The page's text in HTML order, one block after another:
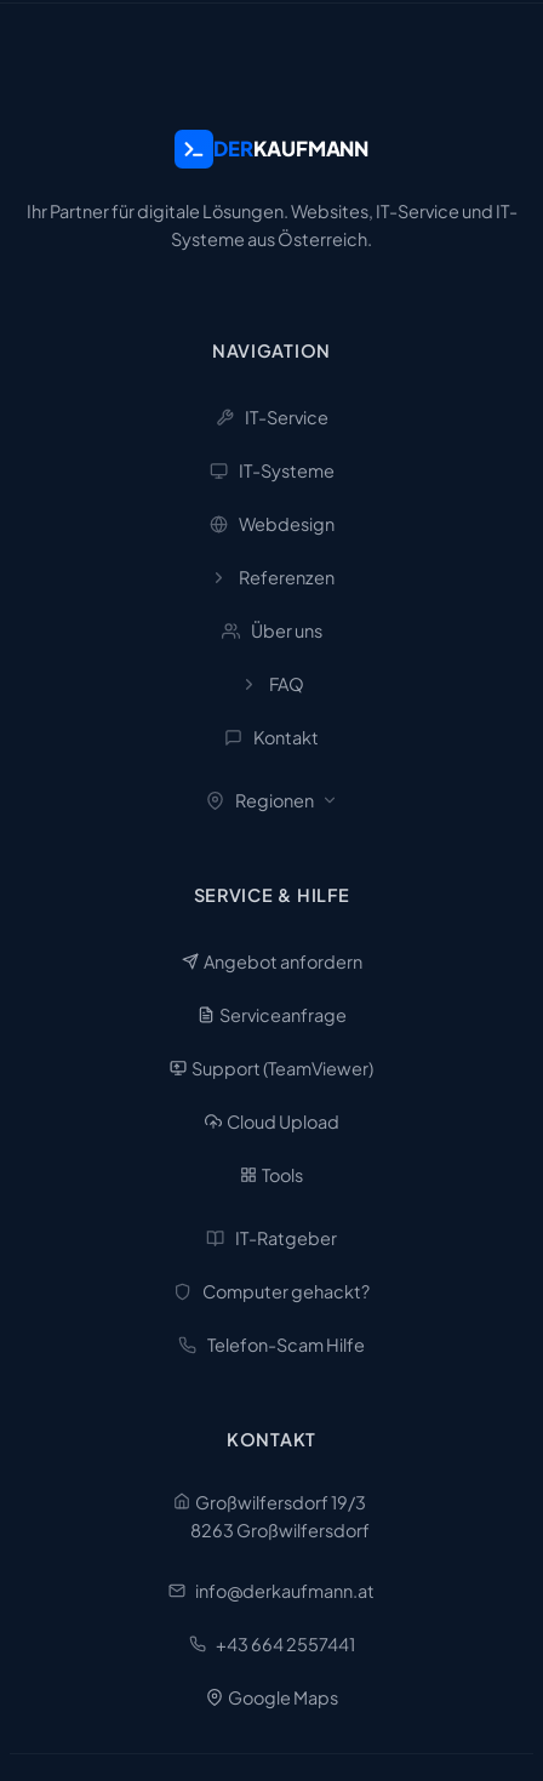
DERKAUFMANN
Ihr Partner für digitale Lösungen. Websites, IT-Service und IT-
Systeme aus Österreich.
NAVIGATION
IT-Service
IT-Systeme
Webdesign
Referenzen
Über uns
FAQ
Kontakt
Regionen
SERVICE & HILFE
Angebot anfordern
Serviceanfrage
Support (TeamViewer)
Cloud Upload
Tools
IT-Ratgeber
Computer gehackt?
Telefon-Scam Hilfe
KONTAKT
Großwilfersdorf 19/3
8263 Großwilfersdorf
info@derkaufmann.at
+43 664 2557441
Google Maps